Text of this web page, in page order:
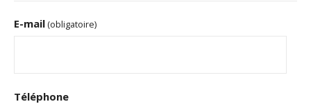
E-mail (obligatoire)
Téléphone